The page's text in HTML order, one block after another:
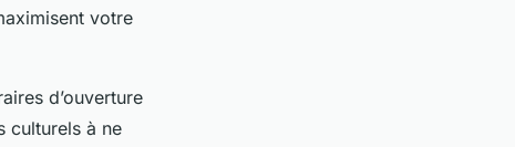
votre
d’ouverture
culturels à ne